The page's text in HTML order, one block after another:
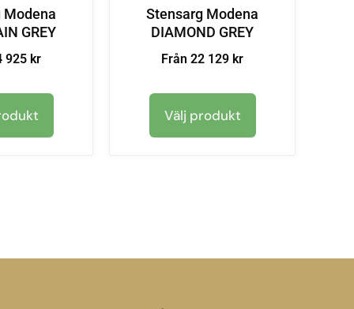
Modena
GREY
925 kr
Stensarg Modena
DIAMOND GREY
Från 22 129 kr
Välj produkt